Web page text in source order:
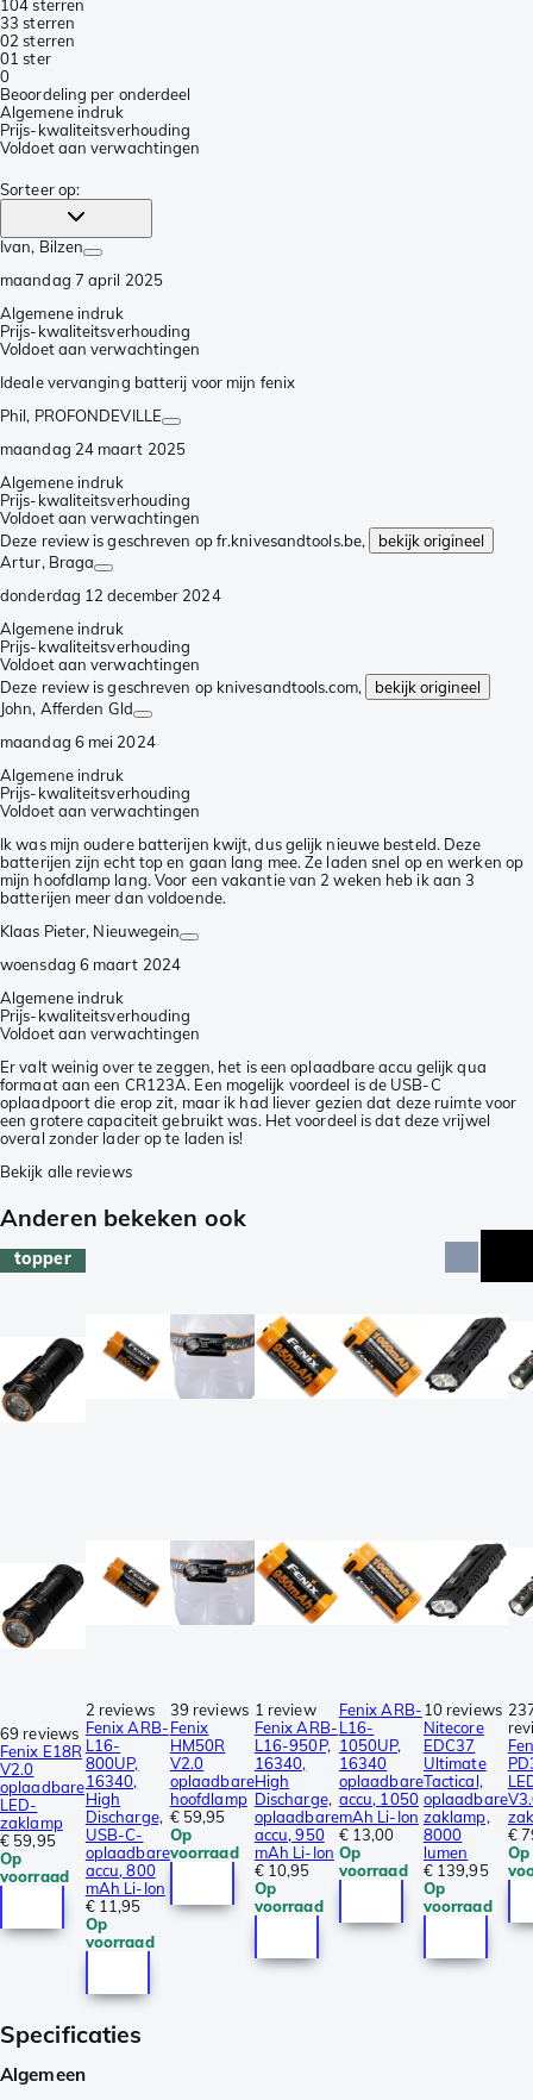
104 sterren
33 sterren
02 sterren
01 ster
0
Beoordeling per onderdeel
Algemene indruk
Prijs-kwaliteitsverhouding
Voldoet aan verwachtingen
Sorteer op:
Ivan, Bilzen
maandag 7 april 2025
Algemene indruk
Prijs-kwaliteitsverhouding
Voldoet aan verwachtingen
Ideale vervanging batterij voor mijn fenix
Phil, PROFONDEVILLE
maandag 24 maart 2025
Algemene indruk
Prijs-kwaliteitsverhouding
Voldoet aan verwachtingen
Deze review is geschreven op fr.knivesandtools.be,
bekijk origineel
Artur, Braga
donderdag 12 december 2024
Algemene indruk
Prijs-kwaliteitsverhouding
Voldoet aan verwachtingen
Deze review is geschreven op knivesandtools.com,
bekijk origineel
John, Afferden Gld
maandag 6 mei 2024
Algemene indruk
Prijs-kwaliteitsverhouding
Voldoet aan verwachtingen
Ik was mijn oudere batterijen kwijt, dus gelijk nieuwe besteld. Deze
batterijen zijn echt top en gaan lang mee. Ze laden snel op en werken op
mijn hoofdlamp lang. Voor een vakantie van 2 weken heb ik aan 3
batterijen meer dan voldoende.
Klaas Pieter, Nieuwegein
woensdag 6 maart 2024
Algemene indruk
Prijs-kwaliteitsverhouding
Voldoet aan verwachtingen
Er valt weinig over te zeggen, het is een oplaadbare accu gelijk qua
formaat aan een CR123A. Een mogelijk voordeel is de USB-C
oplaadpoort die erop zit, maar ik had liever gezien dat deze ruimte voor
een grotere capaciteit gebruikt was. Het voordeel is dat deze vrijwel
overal zonder lader op te laden is!
Bekijk alle reviews
Anderen bekeken ook
topper
69 reviews
Fenix E18R
V2.0
oplaadbare
LED-
zaklamp
€ 59,95
Op
voorraad
2 reviews
Fenix ARB-
L16-
800UP,
16340,
High
Discharge,
USB-C-
oplaadbare
accu, 800
mAh Li-Ion
€ 11,95
Op
voorraad
39 reviews
Fenix
HM50R
V2.0
oplaadbare
hoofdlamp
€ 59,95
Op
voorraad
1 review
Fenix ARB-
L16-950P,
16340,
High
Discharge,
oplaadbare
accu, 950
mAh Li-Ion
€ 10,95
Op
voorraad
Fenix ARB-
L16-
1050UP,
16340
oplaadbare
accu, 1050
mAh Li-Ion
€ 13,00
Op
voorraad
10 reviews
Nitecore
EDC37
Ultimate
Tactical,
oplaadbare
zaklamp,
8000
lumen
€ 139,95
Op
voorraad
€
Op
Specificaties
Algemeen